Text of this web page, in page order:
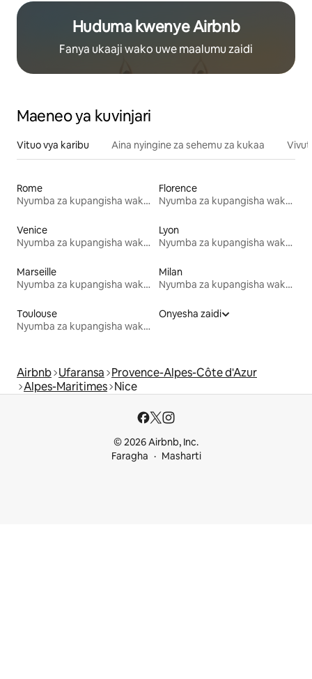
Huduma kwenye Airbnb
Fanya ukaaji wako uwe maalumu zaidi
Maeneo ya kuvinjari
Vituo vya karibu Aina nyingine za sehemu za kukaa
Rome
Nyumba za kupangisha wakati wa likizo
Florence
Nyumba za kupangisha wakati wa likizo
Venice
Nyumba za kupangisha wakati wa likizo
Lyon
Nyumba za kupangisha wakati wa likizo
Marseille
Nyumba za kupangisha wakati wa likizo
Milan
Nyumba za kupangisha wakati wa likizo
Toulouse
Nyumba za kupangisha wakati wa likizo
Onyesha zaidi
Airbnb Ufaransa Provence-Alpes-Côte d'Azur
Alpes-Maritimes Nice
© 2026 Airbnb, Inc.
Faragha
Masharti